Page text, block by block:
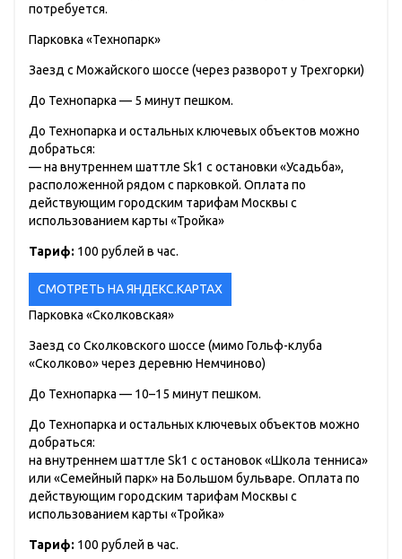
потребуется.
Парковка «Технопарк»
Заезд с Можайского шоссе (через разворот у Трехгорки)
До Технопарка — 5 минут пешком.
До Технопарка и остальных ключевых объектов можно
добраться:
— на внутреннем шаттле Sk1 с остановки «Усадьба»,
расположенной рядом с парковкой. Оплата по
действующим городским тарифам Москвы с
использованием карты «Тройка»
Тариф: 100 рублей в час.
СМОТРЕТЬ НА ЯНДЕКС.КАРТАХ
Парковка «Сколковская»
Заезд со Сколковского шоссе (мимо Гольф-клуба
«Сколково» через деревню Немчиново)
До Технопарка — 10–15 минут пешком.
До Технопарка и остальных ключевых объектов можно
добраться:
на внутреннем шаттле Sk1 с остановок «Школа тенниса»
или «Семейный парк» на Большом бульваре. Оплата по
действующим городским тарифам Москвы с
использованием карты «Тройка»
Тариф: 100 рублей в час.